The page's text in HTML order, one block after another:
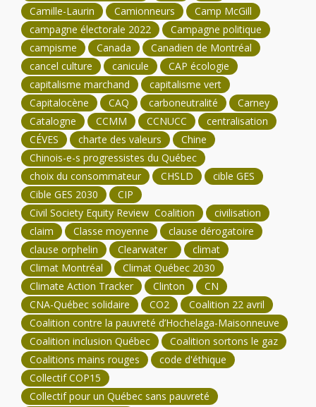
Camille-Laurin
Camionneurs
Camp McGill
campagne électorale 2022
Campagne politique
campisme
Canada
Canadien de Montréal
cancel culture
canicule
CAP écologie
capitalisme marchand
capitalisme vert
Capitalocène
CAQ carboneutralité
Carney
Catalogne
CCMM CCNUCC
centralisation
CÉVES
charte des valeurs
Chine
Chinois-e-s progressistes du Québec
choix du consommateur
CHSLD
cible GES
Cible GES 2030
CIP
Civil Society Equity Review Coalition
civilisation
claim
Classe moyenne
clause dérogatoire
clause orphelin
Clearwater
climat
Climat Montréal
Climat Québec 2030
Climate Action Tracker
Clinton
CN
CNA-Québec solidaire
CO2
Coalition 22 avril
Coalition contre la pauvreté d’Hochelaga-Maisonneuve
Coalition inclusion Québec
Coalition sortons le gaz
Coalitions mains rouges
code d'éthique
Collectif COP15
Collectif pour un Québec sans pauvreté